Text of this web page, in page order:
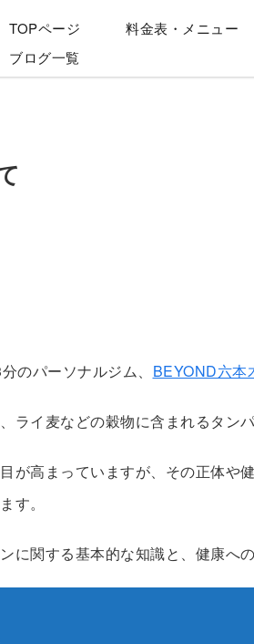
TOPページ 料金表・メニュー
ブログ一覧
のパーソナルジム、 BEYOND六本
ライ麦などの穀物に含まれるタンパ
が高まっていますが、その正体や
す。
に関する基本的な知識と、健康へ